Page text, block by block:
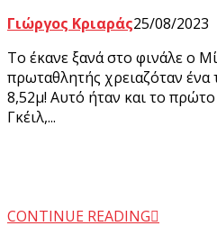
Γιώργος Κριαράς25/08/2023
Το έκανε ξανά στο φινάλε ο
πρωταθλητής χρειαζόταν ένα
8,52μ! Αυτό ήταν και το
Γκέιλ,...
CONTINUE READING